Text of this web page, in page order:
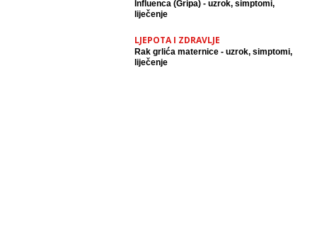
Influenca (Gripa) - uzrok, simptomi,
liječenje
LJEPOTA I ZDRAVLJE
Rak grlića maternice - uzrok, simptomi,
liječenje